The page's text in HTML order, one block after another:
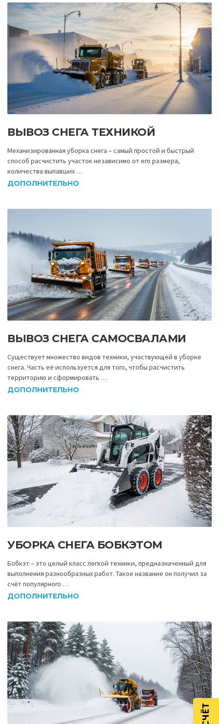
ВЫВОЗ СНЕГА ТЕХНИКОЙ
Механизированная уборка снега – самый простой и быстрый
способ расчистить участок независимо от его размера,
количества выпавших …
ДОПОЛНИТЕЛЬНО
ВЫВОЗ СНЕГА САМОСВАЛАМИ
Существует множество видов техники, участвующей в уборке
снега. Часть её используется для того, чтобы расчистить
территорию и сформировать …
ДОПОЛНИТЕЛЬНО
УБОРКА СНЕГА БОБКЭТОМ
Бобкэт – это целый класс легкой техники, предназначенный для
выполнения разнообразных работ. Такое название он получил за
счёт популярного …
ДОПОЛНИТЕЛЬНО